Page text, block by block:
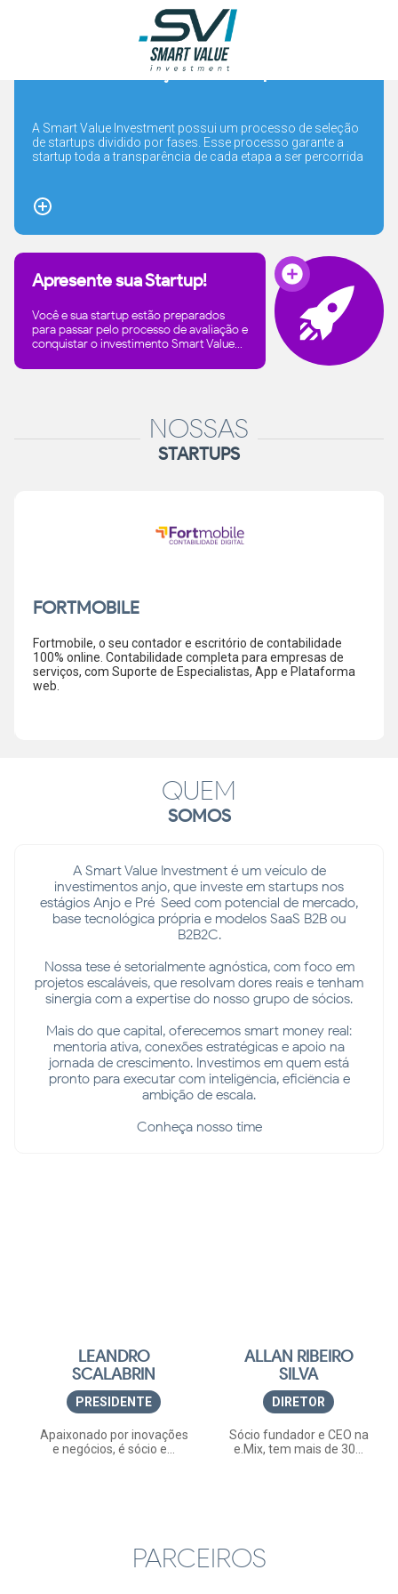
Processo de Seleção de Startups
A Smart Value Investment possui um processo de seleção
de startups dividido por fases. Esse processo garante a
startup toda a transparência de cada etapa a ser percorrida
conquistar o investimento S
Apresente sua Startup!
Você e sua startup estão preparados
para passar pelo processo de avaliação e
conquistar o investimento Smart Value...
NOSSAS
STARTUPS
FORTMOBILE
Fortmobile, o seu contador e escritório de contabilidade
100% online. Contabilidade completa para empresas de
serviços, com Suporte de Especialistas, App e Plataforma
web.
QUEM
SOMOS
A Smart Value Investment é um veículo de
investimentos anjo, que investe em startups nos
estágios Anjo e Pré-Seed com potencial de mercado,
base tecnológica própria e modelos SaaS B2B ou
B2B2C.
Nossa tese é setorialmente agnóstica, com foco em
projetos escaláveis, que resolvam dores reais e tenham
sinergia com a expertise do nosso grupo de sócios.
Mais do que capital, oferecemos smart money real:
mentoria ativa, conexões estratégicas e apoio na
jornada de crescimento. Investimos em quem está
pronto para executar com inteligência, eficiência e
ambição de escala.
Conheça nosso time
LEANDRO
SCALABRIN
PRESIDENTE
Apaixonado por inovações
e negócios, é sócio e...
ALLAN RIBEIRO
SILVA
DIRETOR
Sócio fundador e CEO na
e.Mix, tem mais de 30...
PARCEIROS